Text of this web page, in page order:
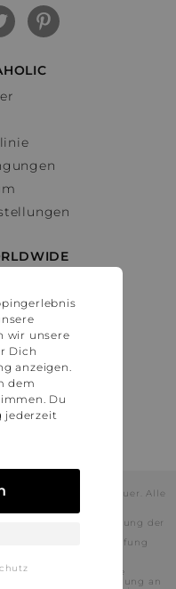
Mehrwertsteuer. Alle
die durch die Nutzung der
voraussichtlich
keine vollständige Prüfung
in Einzelfällen
von unserem
oder nur teilweise
kann deren Verwendung an
wir unsere
Dich
anzeigen.
dem
Du
jederzeit